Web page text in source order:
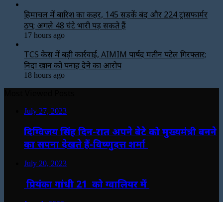
हिमाचल में बारिश का कहर, 145 सड़कें बंद और 224 ट्रांसफार्मर
ठप; अगले 48 घंटे भारी पड़ सकते हैं
17 hours ago
TCS केस में बड़ी कार्रवाई, AIMIM पार्षद मतीन पटेल गिरफ्तार;
निदा खान को पनाह देने का आरोप
18 hours ago
July 27, 2023
दिग्विजय सिंह दिन-रात अपने बेटे को मुख्यमंत्री बनने
का सपना देखते हैं-विष्णुदत्त शर्मा
July 20, 2023
प्रियंका गांधी 21 को ग्वालियर में